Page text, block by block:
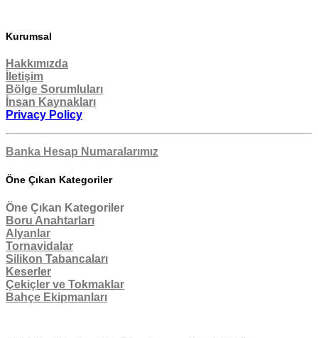
Kurumsal
Hakkımızda
İletişim
Bölge Sorumluları
İnsan Kaynakları
Privacy Policy
Banka Hesap Numaralarımız
Öne Çıkan Kategoriler
Öne Çıkan Kategoriler
Boru Anahtarları
Alyanlar
Tornavidalar
Silikon Tabancaları
Keserler
Çekiçler ve Tokmaklar
Bahçe Ekipmanları